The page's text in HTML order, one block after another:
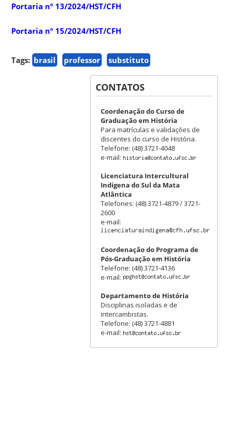
Portaria nº 13/2024/HST/CFH
Portaria nº 15/2024/HST/CFH
Tags: brasil professor substituto
CONTATOS
Coordenação do Curso de
Graduação em História
Para matrículas e validações de
discentes do curso de História.
Telefone: (48) 3721-4048
e-mail:
Licenciatura Intercultural
Indígena do Sul da Mata
Atlântica
Telefones: (48) 3721-4879 / 3721-
2600
e-mail:
Coordenação do Programa de
Pós-Graduação em História
Telefone: (48) 3721-4136
e-mail:
Departamento de História
Disciplinas isoladas e de
intercambistas.
Telefone: (48) 3721-4881
e-mail: